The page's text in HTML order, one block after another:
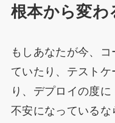
根本から変わ
もしあなたが今、
ていたり、テスト
り、デプロイの度
不安になっている